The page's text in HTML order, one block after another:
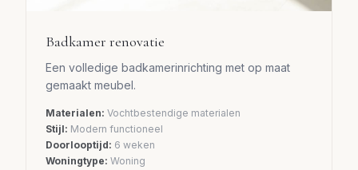
Badkamer renovatie
Een volledige badkamerinrichting met op maat
gemaakt meubel.
Materialen: Vochtbestendige materialen
Stijl: Modern functioneel
Doorlooptijd: 6 weken
Woningtype: Woning